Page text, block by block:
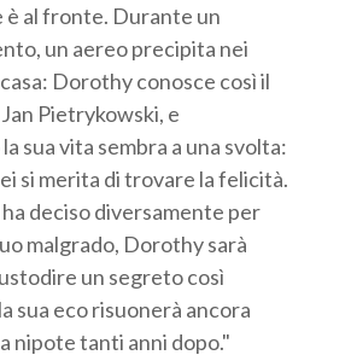
è al fronte. Durante un
un aereo precipita nei
Dorothy conosce così il
Pietrykowski, e
sua vita sembra a una svolta:
si merita di trovare la felicità.
deciso diversamente per
malgrado, Dorothy sarà
un segreto così
sua eco risuonerà ancora
nipote tanti anni dopo."